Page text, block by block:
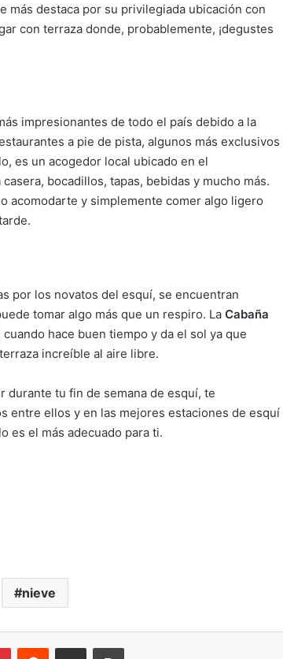
más destaca por su privilegiada ubicación con
con terraza donde, probablemente, ¡degustes
impresionantes de todo el país debido a la
a pie de pista, algunos más exclusivos
es un acogedor local ubicado en el
bocadillos, tapas, bebidas y mucho más.
acomodarte y simplemente comer algo ligero
por los novatos del esquí, se encuentran
tomar algo más que un respiro. La Cabaña
hace buen tiempo y da el sol ya que
increíble al aire libre.
durante tu fin de semana de esquí, te
entre ellos y en las mejores estaciones de esquí
es el más adecuado para ti.
nieve
PinterestReddit Compartir por correo electrónicoImprimir